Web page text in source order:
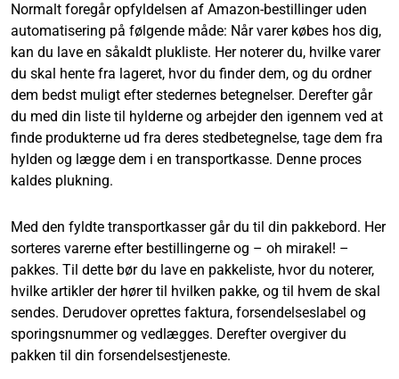
Normalt foregår opfyldelsen af Amazon-bestillinger uden
automatisering på følgende måde: Når varer købes hos dig,
kan du lave en såkaldt plukliste. Her noterer du, hvilke varer
du skal hente fra lageret, hvor du finder dem, og du ordner
dem bedst muligt efter stedernes betegnelser. Derefter går
du med din liste til hylderne og arbejder den igennem ved at
finde produkterne ud fra deres stedbetegnelse, tage dem fra
hylden og lægge dem i en transportkasse. Denne proces
kaldes plukning.
Med den fyldte transportkasser går du til din pakkebord. Her
sorteres varerne efter bestillingerne og – oh mirakel! –
pakkes. Til dette bør du lave en pakkeliste, hvor du noterer,
hvilke artikler der hører til hvilken pakke, og til hvem de skal
sendes. Derudover oprettes faktura, forsendelseslabel og
sporingsnummer og vedlægges. Derefter overgiver du
pakken til din forsendelsestjeneste.